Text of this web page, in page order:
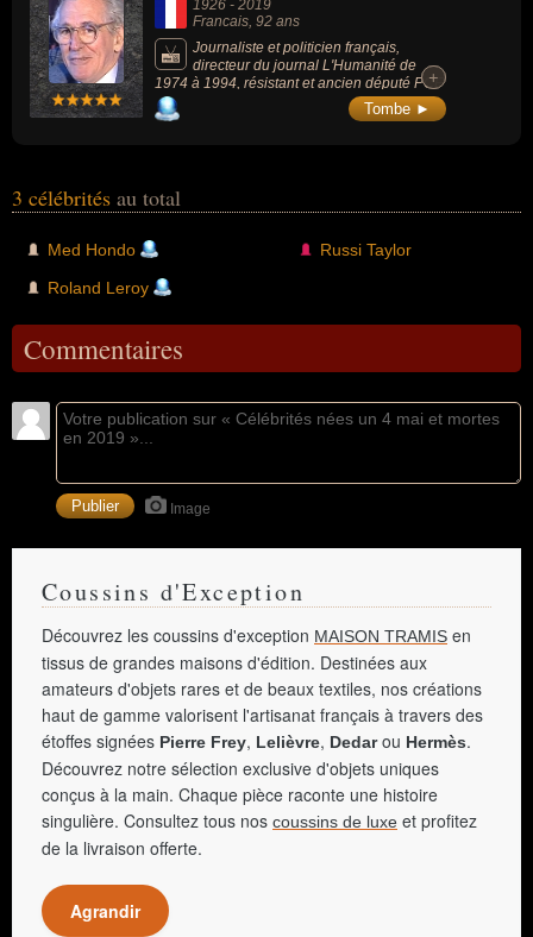
1926 - 2019
Francais, 92 ans
Journaliste et politicien français,
directeur du journal L'Humanité de
1974 à 1994, résistant et ancien député PCF
de Seine-Maritime.
+
+
Tombe ►
3 célébrités au total
Med Hondo
Roland Leroy
Russi Taylor
Commentaires
Image
Coussins d'Exception
Découvrez les coussins d'exception MAISON TRAMIS en
tissus de grandes maisons d'édition. Destinées aux
amateurs d'objets rares et de beaux textiles, nos créations
haut de gamme valorisent l'artisanat français à travers des
étoffes signées Pierre Frey, Lelièvre, Dedarou Hermès.
Découvrez notre sélection exclusive d'objets uniques
conçus à la main. Chaque pièce raconte une histoire
singulière. Consultez tous nos coussins de luxe et profitez
de la livraison offerte.
Agrandir